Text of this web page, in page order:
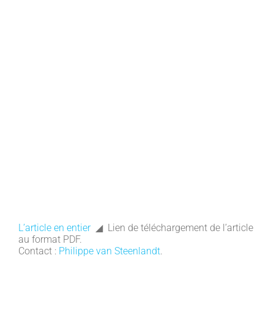
L’article en entier◢ Lien de téléchargement de l’article
au format PDF.
Contact : Philippe van Steenlandt.